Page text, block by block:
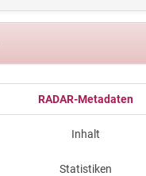
RADAR-Metadaten
Inhalt
Statistiken